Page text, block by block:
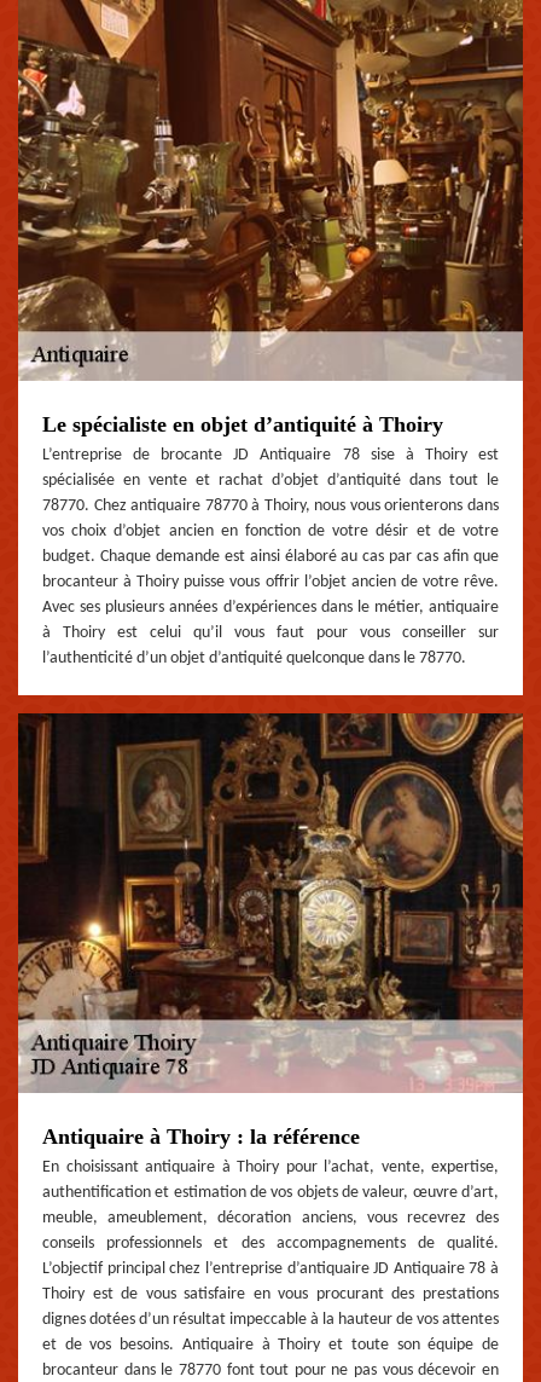
Le spécialiste en objet d’antiquité à Thoiry
L’entreprise de brocante JD Antiquaire 78 sise à Thoiry est
spécialisée en vente et rachat d’objet d’antiquité dans tout le
78770. Chez antiquaire 78770 à Thoiry, nous vous orienterons dans
vos choix d’objet ancien en fonction de votre désir et de votre
budget. Chaque demande est ainsi élaboré au cas par cas afin que
brocanteur à Thoiry puisse vous offrir l’objet ancien de votre rêve.
Avec ses plusieurs années d’expériences dans le métier, antiquaire
à Thoiry est celui qu’il vous faut pour vous conseiller sur
l’authenticité d’un objet d’antiquité quelconque dans le 78770.
Antiquaire à Thoiry : la référence
En choisissant antiquaire à Thoiry pour l’achat, vente, expertise,
authentification et estimation de vos objets de valeur, œuvre d’art,
meuble, ameublement, décoration anciens, vous recevrez des
conseils professionnels et des accompagnements de qualité.
L’objectif principal chez l’entreprise d’antiquaire JD Antiquaire 78 à
Thoiry est de vous satisfaire en vous procurant des prestations
dignes dotées d’un résultat impeccable à la hauteur de vos attentes
et de vos besoins. Antiquaire à Thoiry et toute son équipe de
brocanteur dans le 78770 font tout pour ne pas vous décevoir en